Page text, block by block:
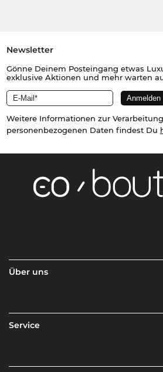
Newsletter
Gönne Deinem Posteingang etwas
exklusive Aktionen und mehr warten
Weitere Informationen zur
personenbezogenen Daten findest Du
Über uns
Service